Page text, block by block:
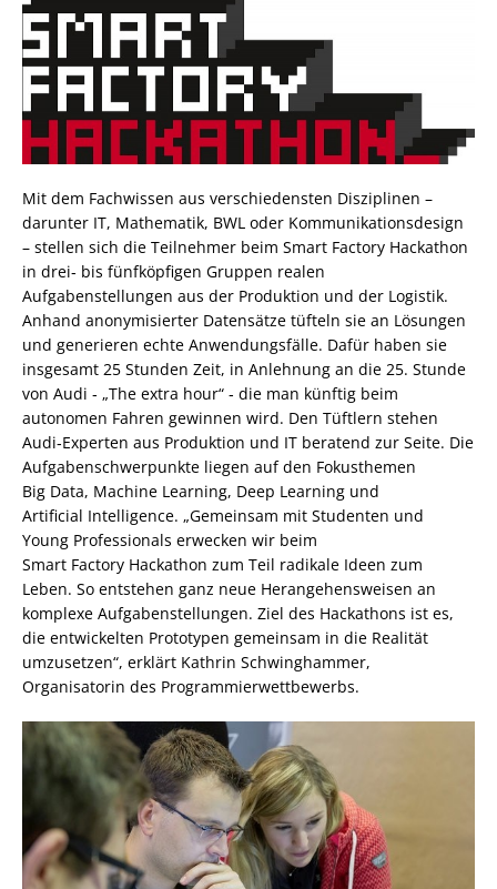
Mit dem Fachwissen aus verschiedensten Disziplinen –
darunter IT, Mathematik, BWL oder Kommunikationsdesign
– stellen sich die Teilnehmer beim Smart Factory Hackathon
in drei‑ bis fünfköpfigen Gruppen realen
Aufgabenstellungen aus der Produktion und der Logistik.
Anhand anonymisierter Datensätze tüfteln sie an Lösungen
und generieren echte Anwendungsfälle. Dafür haben sie
insgesamt 25 Stunden Zeit, in Anlehnung an die 25. Stunde
von Audi ‑ „The extra hour“ ‑ die man künftig beim
autonomen Fahren gewinnen wird. Den Tüftlern stehen
Audi‑Experten aus Produktion und IT beratend zur Seite. Die
Aufgabenschwerpunkte liegen auf den Fokusthemen
Big Data, Machine Learning, Deep Learning und
Artificial Intelligence. „Gemeinsam mit Studenten und
Young Professionals erwecken wir beim
Smart Factory Hackathon zum Teil radikale Ideen zum
Leben. So entstehen ganz neue Herangehensweisen an
komplexe Aufgabenstellungen. Ziel des Hackathons ist es,
die entwickelten Prototypen gemeinsam in die Realität
umzusetzen“, erklärt Kathrin Schwinghammer,
Organisatorin des Programmierwettbewerbs.